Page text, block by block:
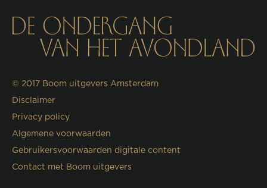
© 2017 Boom uitgevers Amsterdam
Disclaimer
Privacy policy
Algemene voorwaarden
Gebruikersvoorwaarden digitale content
Contact met Boom uitgevers